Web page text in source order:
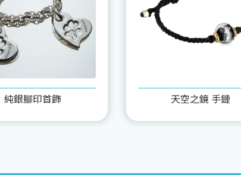
純銀腳印首飾 天空之鏡 手鏈